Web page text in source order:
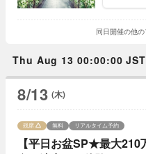
同日開催の他
Thu Aug 13 00:00:00 JST
8/13 (木)
【平日お盆SP★最大
残席 無料 リアルタイム予約